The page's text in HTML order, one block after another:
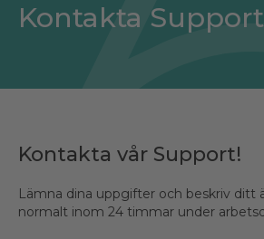
Kontakta Support
Kontakta vår Support!
Lämna dina uppgifter och beskriv ditt
normalt inom 24 timmar under